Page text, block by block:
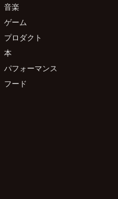
音楽
ゲーム
プロダクト
本
パフォーマンス
フード